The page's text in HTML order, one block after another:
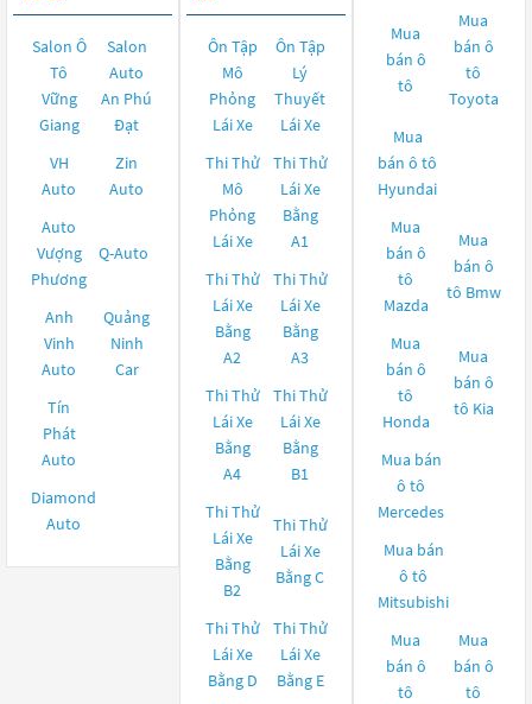
Salon Ô
Tô
Vững
Giang
Salon
Auto
An Phú
Đạt
VH
Auto
Zin
Auto
Auto
Vượng
Phương
Q-Auto
Anh
Vinh
Auto
Quảng
Ninh
Car
Tín
Phát
Auto
Diamond
Auto
Ôn Tập
Mô
Phỏng
Lái Xe
Ôn Tập
Lý
Thuyết
Lái Xe
Thi Thử
Mô
Phỏng
Lái Xe
Thi Thử
Lái Xe
Bằng
A1
Thi Thử
Lái Xe
Bằng
A2
Thi Thử
Lái Xe
Bằng
A3
Thi Thử
Lái Xe
Bằng
A4
Thi Thử
Lái Xe
Bằng
B1
Thi Thử
Lái Xe
Bằng
B2
Thi Thử
Lái Xe
Bằng C
Thi Thử
Lái Xe
Bằng D
Thi Thử
Lái Xe
Bằng E
Mua
bán ô
tô
Mua
bán ô
tô
Toyota
Mua
bán ô tô
Hyundai
Mua
bán ô
tô
Mazda
Mua
bán ô
tô Bmw
Mua
bán ô
tô
Honda
Mua
bán ô
tô Kia
Mua bán
ô tô
Mercedes
Mua bán
ô tô
Mitsubishi
Mua
bán ô
tô
Mua
bán ô
tô